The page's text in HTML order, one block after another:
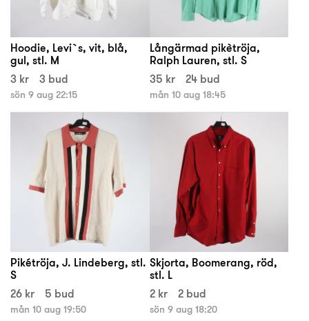
Hoodie, Levi`s, vit, blå,
gul, stl. M
3 kr
3 bud
sön 9 aug 22:15
Långärmad pikètröja,
Ralph Lauren, stl. S
35 kr
24 bud
mån 10 aug 18:45
Pikétröja, J. Lindeberg, stl.
S
26 kr
5 bud
mån 10 aug 19:50
Skjorta, Boomerang, röd,
stl. L
2 kr
2 bud
sön 9 aug 18:20